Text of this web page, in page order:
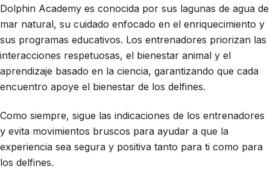
Dolphin Academy es conocida por sus lagunas de agua de
mar natural, su cuidado enfocado en el enriquecimiento y
sus programas educativos. Los entrenadores priorizan las
interacciones respetuosas, el bienestar animal y el
aprendizaje basado en la ciencia, garantizando que cada
encuentro apoye el bienestar de los delfines.
Como siempre, sigue las indicaciones de los entrenadores
y evita movimientos bruscos para ayudar a que la
experiencia sea segura y positiva tanto para ti como para
los delfines.